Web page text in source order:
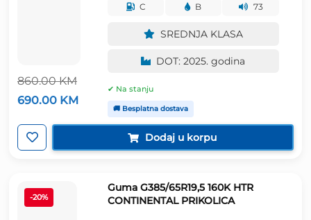
860.00KM
Izvorna
cijena
bila
je:
860.00 KM.
690.00 KM
Trenutna
cijena
je:
690.00 KM.
C B 73
SREDNJA KLASA
DOT: 2025. godina
✔ Na stanju
🚚 Besplatna dostava
Dodaj u korpu
-20%
Guma G385/65R19,5 160K HTR
CONTINENTAL PRIKOLICA